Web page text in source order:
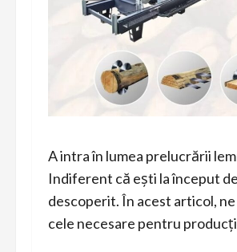
A intra în lumea prelucrării
Indiferent că ești la început
descoperit. În acest articol,
cele necesare pentru